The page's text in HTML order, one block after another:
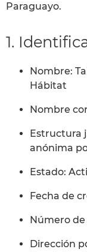
Paraguayo.
1.
Nombre:
Hábitat
Nombre
Estructura
anónima
Estado:
Fecha de
Número de
Dirección